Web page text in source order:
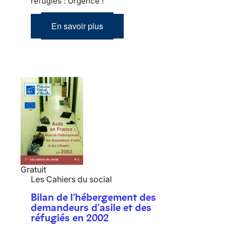
En savoir plus
Gratuit
Les Cahiers du social
Bilan de l'hébergement des
demandeurs d'asile et des
réfugiés en 2002